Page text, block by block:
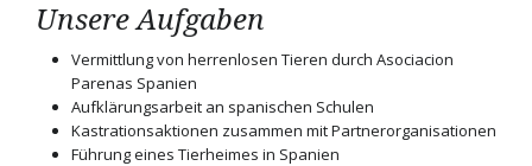
Unsere Aufgaben
Vermittlung von herrenlosen Tieren durch Asociacion
Parenas Spanien
Aufklärungsarbeit an spanischen Schulen
Kastrationsaktionen zusammen mit Partnerorganisationen
Führung eines Tierheimes in Spanien